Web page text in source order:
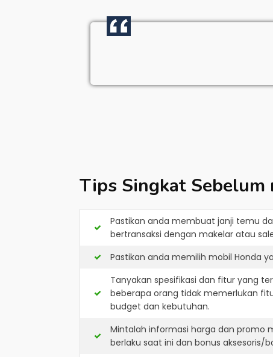
Tips Singkat
Pastikan anda membuat janji temu
bertransaksi dengan makelar atau
Pastikan anda memilih mobil Honda
Tanyakan spesifikasi dan fitur yang
beberapa orang tidak memerlukan
budget dan kebutuhan.
Mintalah informasi harga dan promo
berlaku saat ini dan bonus aksesoris/